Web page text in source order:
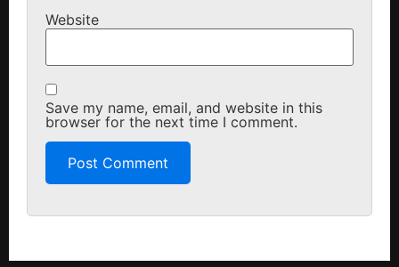
Website
Save my name, email, and website in this
browser for the next time I comment.